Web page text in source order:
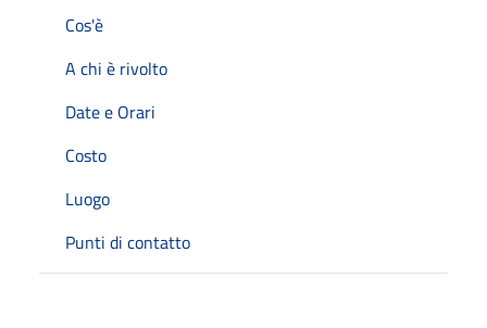
Cos'è
A chi è rivolto
Date e Orari
Costo
Luogo
Punti di contatto